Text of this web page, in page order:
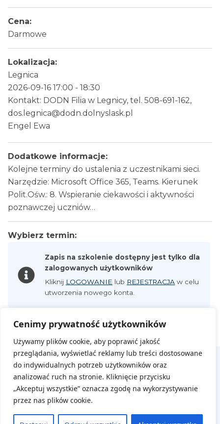
Cenimy prywatność użytkowników
Używamy plików cookie, aby poprawić jakość
przeglądania, wyświetlać reklamy lub treści dostosowane
do indywidualnych potrzeb użytkowników oraz
analizować ruch na stronie. Kliknięcie przycisku
„Akceptuj wszystkie” oznacza zgodę na wykorzystywanie
przez nas plików cookie.
Cena:
Darmowe
Lokalizacja:
Legnica
2026-09-16 17:00 - 18:30
Kontakt: DODN Filia w Legnicy, tel. 508-691-162,
dos.legnica@dodn.dolnyslask.pl
Engel Ewa
Dodatkowe informacje:
Kolejne terminy do ustalenia z uczestnikami sieci.
Narzędzie: Microsoft Office 365, Teams. Kierunek
Polit.Ośw.: 8. Wspieranie ciekawości i aktywności
poznawczej uczniów…
Wybierz termin:
Zapis na szkolenie dostępny jest tylko dla
zalogowanych użytkowników
Kliknij LOGOWANIE lub REJESTRACJA w celu
utworzenia nowego konta.